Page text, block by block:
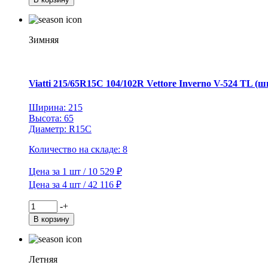
Viatti
195/60R15
Brina
TL
Зимняя
Viatti 215/65R15C 104/102R Vettore Inverno V-524 TL
Ширина: 215
Высота: 65
Диаметр: R15C
Количество на складе: 8
Цена за 1 шт / 10 529 ₽
Цена за 4 шт / 42 116 ₽
Количество
товара
Viatti
215/65R15C
Vettore
-+
В корзину
Летняя